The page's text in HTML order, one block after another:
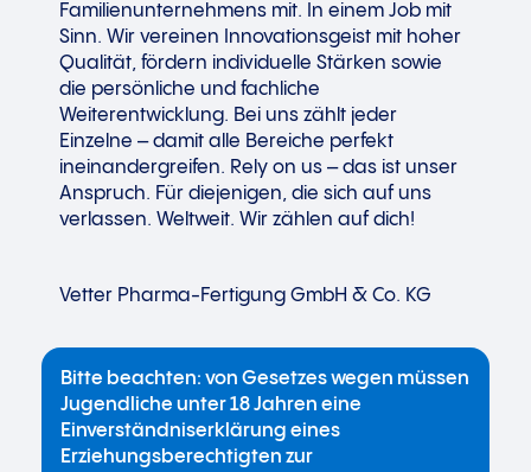
Familienunternehmens mit. In einem Job mit
Sinn. Wir vereinen Innovationsgeist mit hoher
Qualität, fördern individuelle Stärken sowie
die persönliche und fachliche
Weiterentwicklung. Bei uns zählt jeder
Einzelne – damit alle Bereiche perfekt
ineinandergreifen. Rely on us – das ist unser
Anspruch. Für diejenigen, die sich auf uns
verlassen. Weltweit. Wir zählen auf dich!
Vetter Pharma-Fertigung GmbH & Co. KG
Bitte beachten: von Gesetzes wegen müssen
Jugendliche unter 18 Jahren eine
Einverständniserklärung eines
Erziehungsberechtigten zur